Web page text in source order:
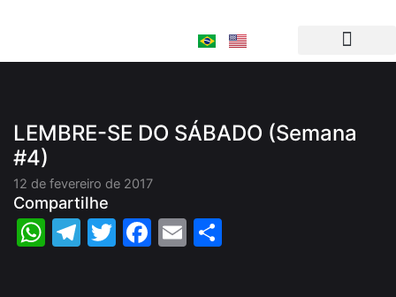
conteúdo
LEMBRE-SE DO SÁBADO (Semana
#4)
12 de fevereiro de 2017
Compartilhe
WhatsApp
Telegram
Twitter
Facebook
Email